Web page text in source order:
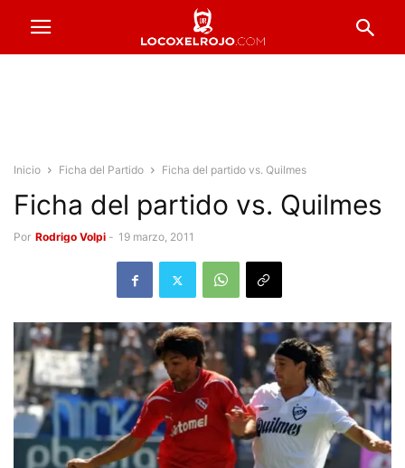
Inicio Ficha del Partido Ficha del partido vs. Quilmes
Ficha del partido vs. Quilmes
Por Rodrigo Volpi - 19 marzo, 2011